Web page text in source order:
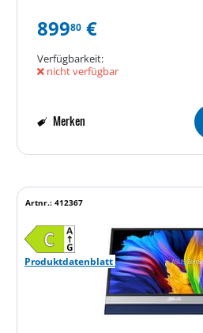
89980 €
Verfügbarkeit:
nicht verfügbar
Merken
Produktdatenblatt
Artnr.: 412367